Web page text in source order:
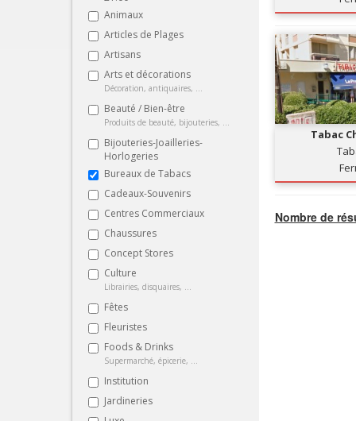
Animaux
Articles de Plages
Artisans
Arts et décorations
Décoration, antiquaires, ...
Beauté / Bien-être
Produits de beauté, bijouteries, ...
Bijouteries-Joailleries-
Horlogeries
Bureaux de Tabacs
Cadeaux-Souvenirs
Centres Commerciaux
Chaussures
Concept Stores
Culture
Librairies, disquaires, ...
Fêtes
Fleuristes
Foods & Drinks
Supermarché, épicerie, ...
Institution
Jardineries
Tabac
Nombre de